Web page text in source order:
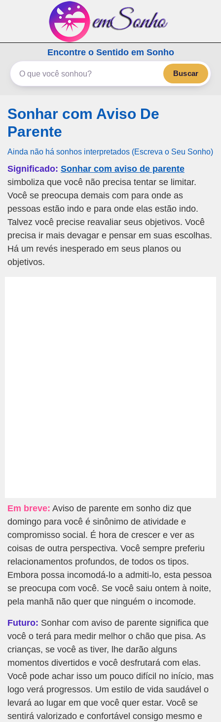
emSonho.com
Os sonhos significam mais
Encontre o Sentido em Sonho
Buscar
Sonhar com Aviso De
Parente
Ainda não há sonhos interpretados (Escreva o Seu Sonho)
Significado: Sonhar com aviso de parente
simboliza que você não precisa tentar se limitar.
Você se preocupa demais com para onde as
pessoas estão indo e para onde elas estão indo.
Talvez você precise reavaliar seus objetivos. Você
precisa ir mais devagar e pensar em suas escolhas.
Há um revés inesperado em seus planos ou
objetivos.
Em breve: Aviso de parente em sonho diz que
domingo para você é sinônimo de atividade e
compromisso social. É hora de crescer e ver as
coisas de outra perspectiva. Você sempre preferiu
relacionamentos profundos, de todos os tipos.
Embora possa incomodá-lo a admiti-lo, esta pessoa
se preocupa com você. Se você saiu ontem à noite,
pela manhã não quer que ninguém o incomode.
Futuro: Sonhar com aviso de parente significa que
você o terá para medir melhor o chão que pisa. As
crianças, se você as tiver, lhe darão alguns
momentos divertidos e você desfrutará com elas.
Você pode achar isso um pouco difícil no início, mas
logo verá progressos. Um estilo de vida saudável o
levará ao lugar em que você quer estar. Você se
sentirá valorizado e confortável consigo mesmo e